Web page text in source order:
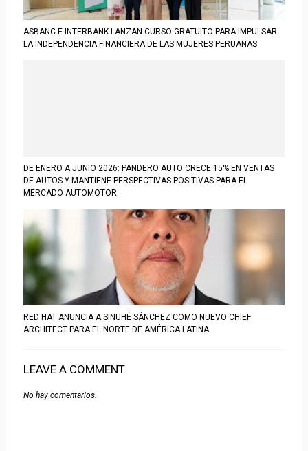
ASBANC E INTERBANK LANZAN CURSO GRATUITO PARA IMPULSAR
LA INDEPENDENCIA FINANCIERA DE LAS MUJERES PERUANAS
DE ENERO A JUNIO 2026: PANDERO AUTO CRECE 15% EN VENTAS
DE AUTOS Y MANTIENE PERSPECTIVAS POSITIVAS PARA EL
MERCADO AUTOMOTOR
RED HAT ANUNCIA A SINUHÉ SÁNCHEZ COMO NUEVO CHIEF
ARCHITECT PARA EL NORTE DE AMÉRICA LATINA
LEAVE A COMMENT
No hay comentarios.